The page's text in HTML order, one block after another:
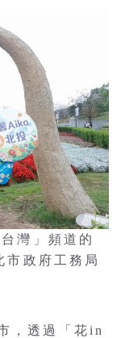
灣」頻道的
政府工務局
，透過「花in